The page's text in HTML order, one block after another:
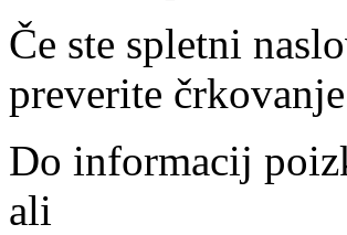
Če ste spletni
preverite
Do informacij
ali